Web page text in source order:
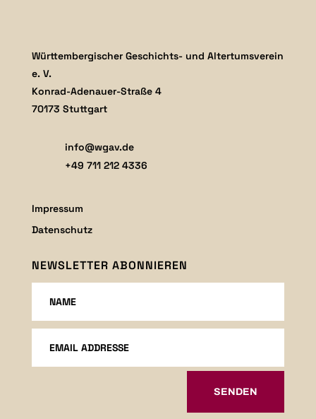
Württembergischer Geschichts- und Altertumsverein
e. V.
Konrad-Adenauer-Straße 4
70173 Stuttgart
info@wgav.de
+49 711 212 4336
Impressum
Datenschutz
NEWSLETTER ABONNIEREN
SENDEN